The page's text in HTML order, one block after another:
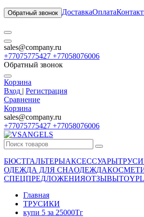
Обратный звонок ДоставкаОплата
sales@company.ru
+77075775427 +77058076006
Обратный звонок
Корзина
Вход | Регистрация
Сравнение
Корзина
sales@company.ru
+77075775427 +77058076006
БЮСТГАЛЬТЕРЫАКСЕССУАРЫ
ОДЕЖДА ДЛЯ СНАОДЕЖДА
СПЕЦПРЕДЛОЖЕНИЯОТЗЫВЫ
Главная
ТРУСИКИ
купи 5 за 25000Тг